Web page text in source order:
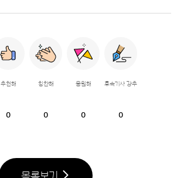
추천해
0
칭찬해
0
응원해
0
후속기사 강추
0
목록보기